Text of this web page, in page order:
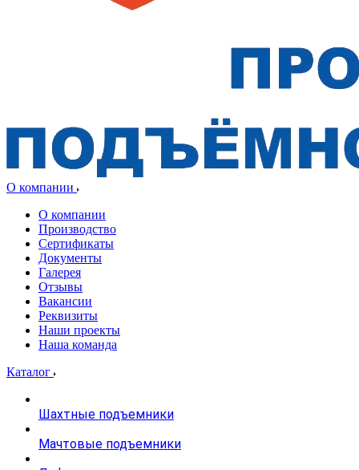
О компании
О компании
Производство
Сертификаты
Документы
Галерея
Отзывы
Вакансии
Реквизиты
Наши проекты
Наша команда
Каталог
Шахтные подъемники
Мачтовые подъемники